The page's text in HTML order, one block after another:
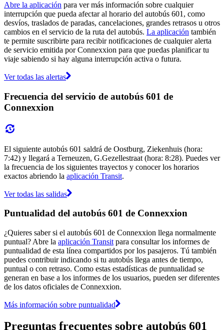
Abre la aplicación para ver más información sobre cualquier
interrupción que pueda afectar al horario del autobús 601, como
desvíos, traslados de paradas, cancelaciones, grandes retrasos u otros
cambios en el servicio de la ruta del autobús. La aplicación también
te permite suscribirte para recibir notificaciones de cualquier alerta
de servicio emitida por Connexxion para que puedas planificar tu
viaje sabiendo si hay alguna interrupción activa o futura.
Ver todas las alertas
Frecuencia del servicio de autobús 601 de
Connexxion
El siguiente autobús 601 saldrá de Oostburg, Ziekenhuis (hora:
7:42) y llegará a Terneuzen, G.Gezellestraat (hora: 8:28). Puedes ver
la frecuencia de los siguientes trayectos y conocer los horarios
exactos abriendo la aplicación Transit.
Ver todas las salidas
Puntualidad del autobús 601 de Connexxion
¿Quieres saber si el autobús 601 de Connexxion llega normalmente
puntual? Abre la aplicación Transit para consultar los informes de
puntualidad de esta línea compartidos por los pasajeros. Tú también
puedes contribuir indicando si tu autobús llega antes de tiempo,
puntual o con retraso. Como estas estadísticas de puntualidad se
generan en base a los informes de los usuarios, pueden ser diferentes
de los datos oficiales de Connexxion.
Más información sobre puntualidad
Preguntas frecuentes sobre autobús 601